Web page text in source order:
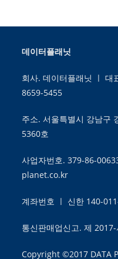
데이터플래닛
회사. 데이터플래닛 ㅣ 대
8659-5455
주소. 서울특별시 강남구
5360호
사업자번호. 379-86-
planet.co.kr
계좌번호 ㅣ 신한 140-
통신판매업신고. 제
Copyright ©2017 DATA